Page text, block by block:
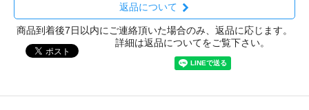
返品について
商品到着後7日以内にご連絡頂いた場合のみ、返品に応じます。
詳細は返品についてをご覧下さい。